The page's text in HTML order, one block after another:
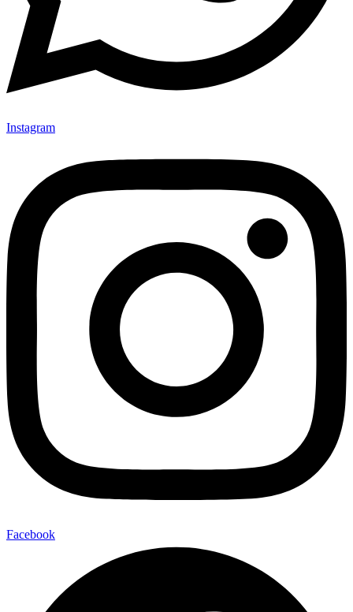
Instagram
Facebook